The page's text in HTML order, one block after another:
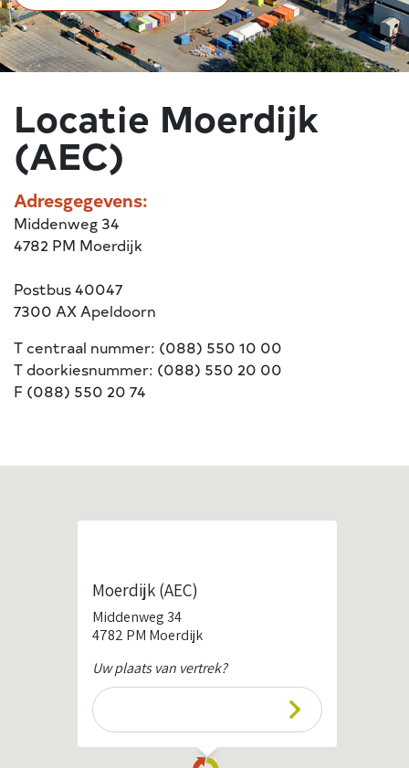
Locatie Moerdijk
(AEC)
Adresgegevens:
Middenweg 34
4782 PM Moerdijk
Postbus 40047
7300 AX Apeldoorn
T centraal nummer: (088) 550 10 00
T doorkiesnummer: (088) 550 20 00
F (088) 550 20 74
Moerdijk (AEC)
Middenweg 34
4782 PM Moerdijk
Uw plaats van vertrek?